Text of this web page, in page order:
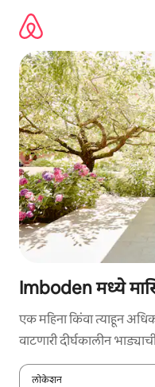
Imboden मध्ये
एक महिना किंवा त्याहून
वाटणारी दीर्घकालीन
लोकेशन